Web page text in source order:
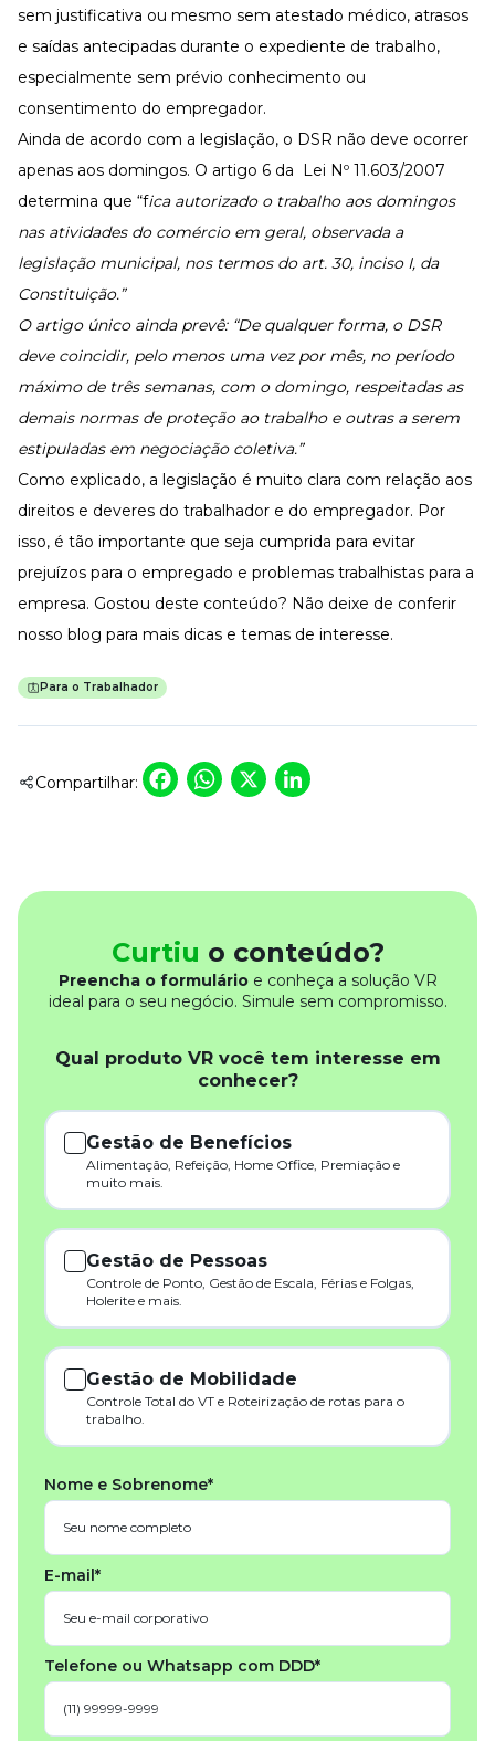
sem justificativa ou mesmo sem atestado médico, atrasos
e saídas antecipadas durante o expediente de trabalho,
especialmente sem prévio conhecimento ou
consentimento do empregador.
Ainda de acordo com a legislação, o DSR não deve ocorrer
apenas aos domingos. O artigo 6 da Lei Nº 11.603/2007
determina que “fica autorizado o trabalho aos domingos
nas atividades do comércio em geral, observada a
legislação municipal, nos termos do art. 30, inciso I, da
Constituição.”
O artigo único ainda prevê: “De qualquer forma, o DSR
deve coincidir, pelo menos uma vez por mês, no período
máximo de três semanas, com o domingo, respeitadas as
demais normas de proteção ao trabalho e outras a serem
estipuladas em negociação coletiva.”
Como explicado, a legislação é muito clara com relação aos
direitos e deveres do trabalhador e do empregador. Por
isso, é tão importante que seja cumprida para evitar
prejuízos para o empregado e problemas trabalhistas para a
empresa. Gostou deste conteúdo? Não deixe de conferir
nosso blog para mais dicas e temas de interesse.
Para o Trabalhador
Compartilhar: Facebook
WhatsApp
X
Curtiu o conteúdo?
Preencha o formulárioe conheça a solução VR
ideal para o seu negócio. Simule sem compromisso.
Qual produto VR você tem interesse em
conhecer?
Gestão de Benefícios
Alimentação, Refeição, Home Office, Premiação e
muito mais.
Gestão de Pessoas
Controle de Ponto, Gestão de Escala, Férias e Folgas,
Holerite e mais.
Gestão de Mobilidade
Controle Total do VT e Roteirização de rotas para o
trabalho.
Nome e Sobrenome*
E-mail*
Telefone ou Whatsapp com DDD*